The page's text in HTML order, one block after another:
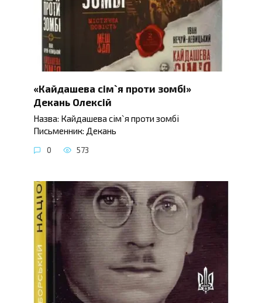
«Кайдашева сім`я проти зомбі»
Декань Олексій
Назва: Кайдашева сім`я проти зомбі
Письменник: Декань
0 573